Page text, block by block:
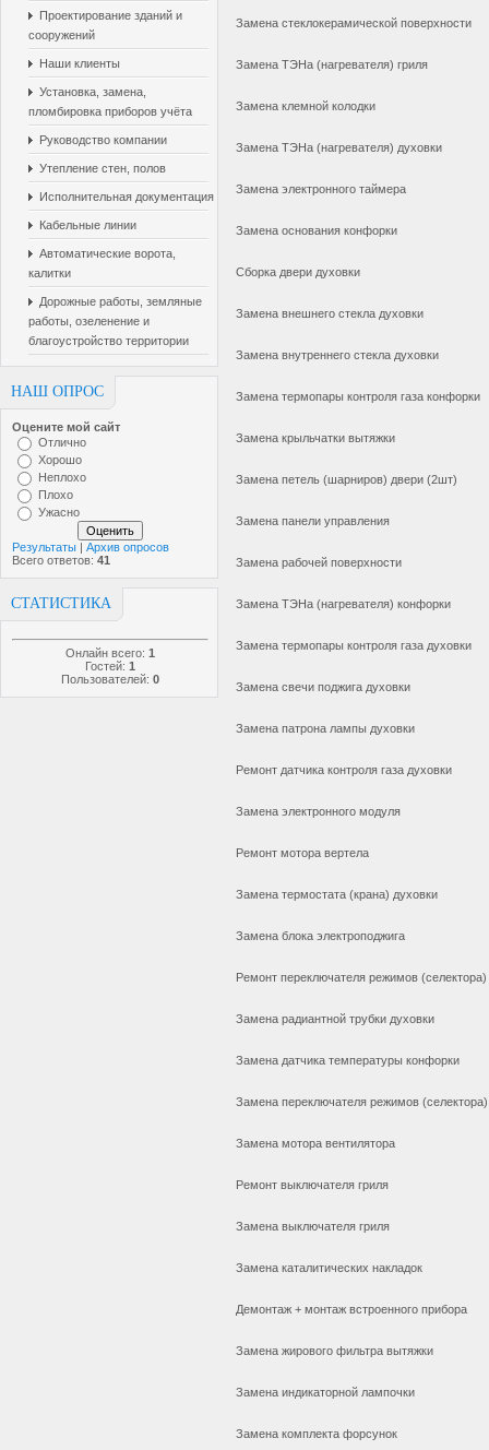
Проектирование зданий и
сооружений
Наши клиенты
Установка, замена,
пломбировка приборов учёта
Руководство компании
Утепление стен, полов
Исполнительная документация
Кабельные линии
Автоматические ворота,
калитки
Дорожные работы, земляные
работы, озеленение и
благоустройство территории
НАШ ОПРОС
Оцените мой сайт
Отлично
Хорошо
Неплохо
Плохо
Ужасно
Результаты | Архив опросов
Всего ответов: 41
СТАТИСТИКА
Онлайн всего: 1
Гостей: 1
Пользователей: 0
Замена стеклокерамической поверхности
Замена ТЭНа (нагревателя) гриля
Замена клемной колодки
Замена ТЭНа (нагревателя) духовки
Замена электронного таймера
Замена основания конфорки
Сборка двери духовки
Замена внешнего стекла духовки
Замена внутреннего стекла духовки
Замена термопары контроля газа конфорки
Замена крыльчатки вытяжки
Замена петель (шарниров) двери (2шт)
Замена панели управления
Замена рабочей поверхности
Замена ТЭНа (нагревателя) конфорки
Замена термопары контроля газа духовки
Замена свечи поджига духовки
Замена патрона лампы духовки
Ремонт датчика контроля газа духовки
Замена электронного модуля
Ремонт мотора вертела
Замена термостата (крана) духовки
Замена блока электроподжига
Ремонт переключателя режимов (селектора)
Замена радиантной трубки духовки
Замена датчика температуры конфорки
Замена переключателя режимов (селектора)
Замена мотора вентилятора
Ремонт выключателя гриля
Замена выключателя гриля
Замена каталитических накладок
Демонтаж + монтаж встроенного прибора
Замена жирового фильтра вытяжки
Замена индикаторной лампочки
Замена комплекта форсунок